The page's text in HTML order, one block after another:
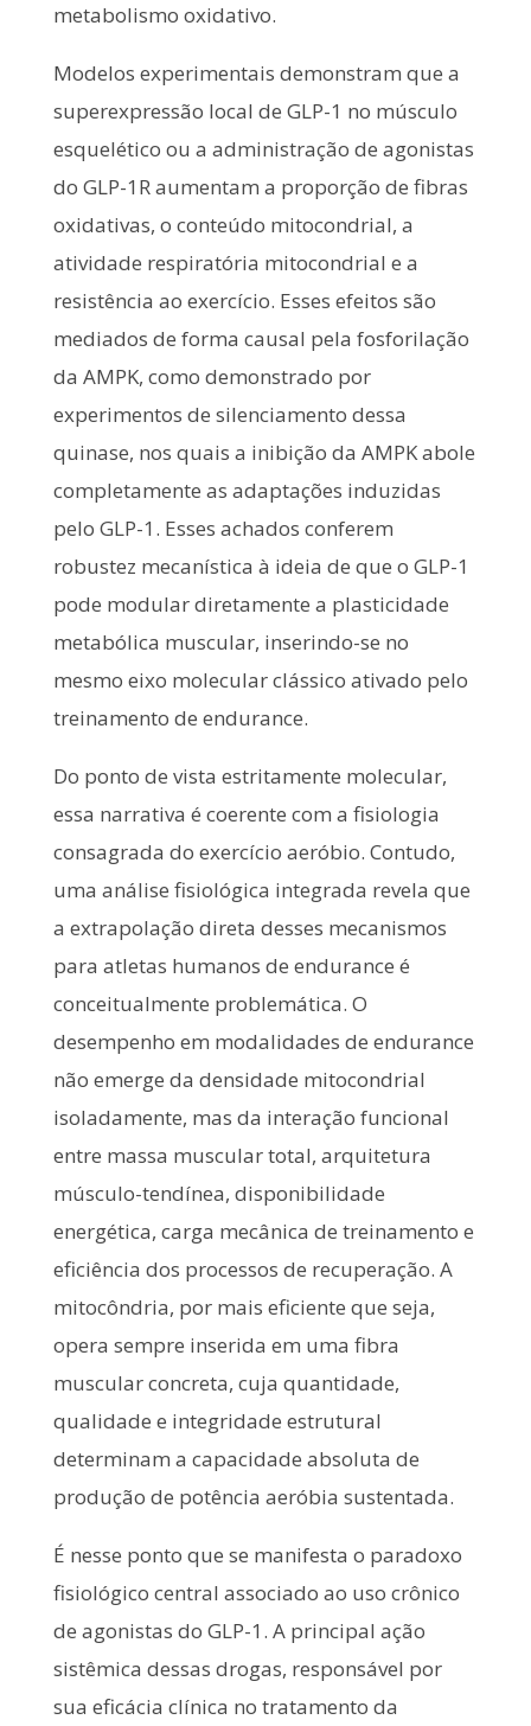
metabolismo oxidativo.
Modelos experimentais demonstram que a
superexpressão local de GLP-1 no músculo
esquelético ou a administração de agonistas
do GLP-1R aumentam a proporção de fibras
oxidativas, o conteúdo mitocondrial, a
atividade respiratória mitocondrial e a
resistência ao exercício. Esses efeitos são
mediados de forma causal pela fosforilação
da AMPK, como demonstrado por
experimentos de silenciamento dessa
quinase, nos quais a inibição da AMPK abole
completamente as adaptações induzidas
pelo GLP-1. Esses achados conferem
robustez mecanística à ideia de que o GLP-1
pode modular diretamente a plasticidade
metabólica muscular, inserindo-se no
mesmo eixo molecular clássico ativado pelo
treinamento de endurance.
Do ponto de vista estritamente molecular,
essa narrativa é coerente com a fisiologia
consagrada do exercício aeróbio. Contudo,
uma análise fisiológica integrada revela que
a extrapolação direta desses mecanismos
para atletas humanos de endurance é
conceitualmente problemática. O
desempenho em modalidades de endurance
não emerge da densidade mitocondrial
isoladamente, mas da interação funcional
entre massa muscular total, arquitetura
músculo-tendínea, disponibilidade
energética, carga mecânica de treinamento e
eficiência dos processos de recuperação. A
mitocôndria, por mais eficiente que seja,
opera sempre inserida em uma fibra
muscular concreta, cuja quantidade,
qualidade e integridade estrutural
determinam a capacidade absoluta de
produção de potência aeróbia sustentada.
É nesse ponto que se manifesta o paradoxo
fisiológico central associado ao uso crônico
de agonistas do GLP-1. A principal ação
sistêmica dessas drogas, responsável por
sua eficácia clínica no tratamento da